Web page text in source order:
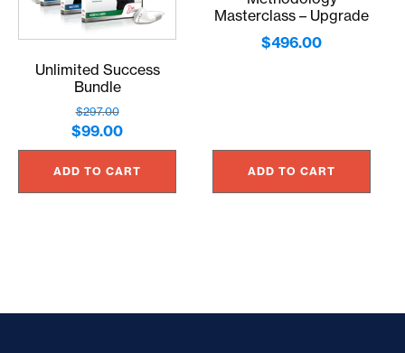
Unlimited Success
Bundle
$297.00
Original
price
was:
$297.00.
$99.00Current
price
is:
$99.00.
ADD TO CART
Masterclass – Upgrade
$496.00
ADD TO CART